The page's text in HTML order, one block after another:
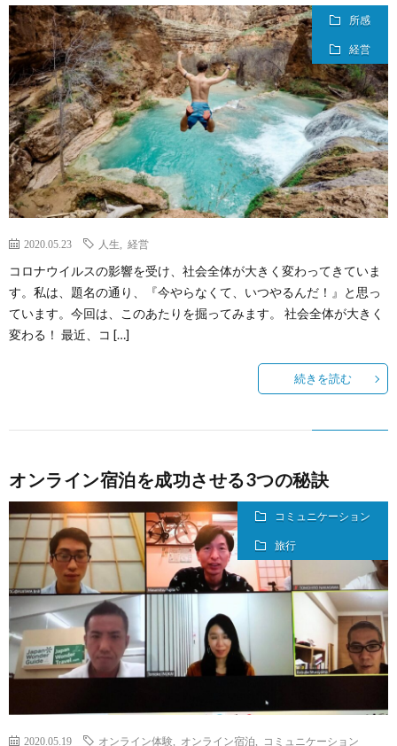
所感
経営
2020.05.23 人生 経営
コロナウイルスの影響を受け、社会全体が大きく変わってきていま
す。私は、題名の通り、『今やらなくて、いつやるんだ！』と思っ
ています。今回は、このあたりを掘ってみます。 社会全体が大きく
変わる！ 最近、コ […]
続きを読む
オンライン宿泊を成功させる3つの秘訣
コミュニケーション
旅行
2020.05.19 オンライン体験 オンライン宿泊 コミュニケーション